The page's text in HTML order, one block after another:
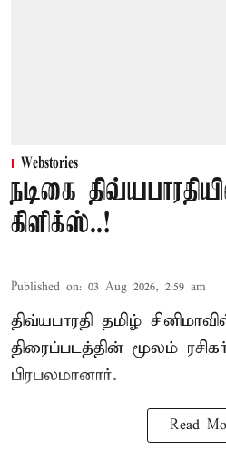
Webstories
நடிகை
கிளிக்ஸ்..!
Published on: 03 Aug 2026, 2:59 am
திவ்யபாரதி தமிழ்
திரைப்படத்தின் மூலம்
பிரபலமானார்.
Read